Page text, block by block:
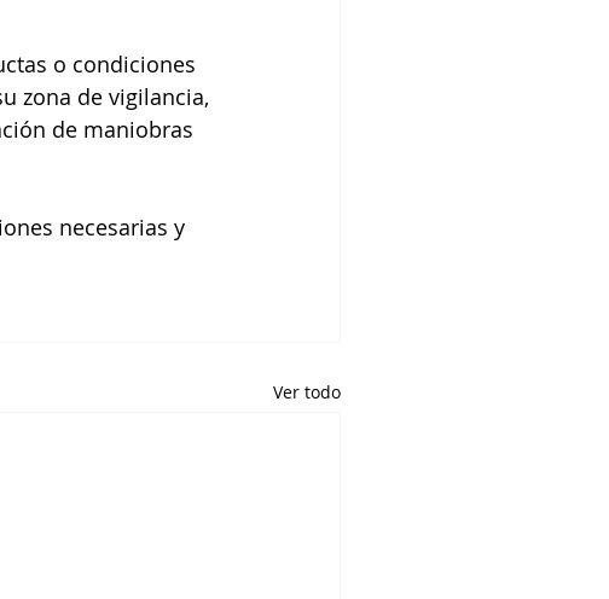
o condiciones
zona de vigilancia,
de maniobras
necesarias y
Ver todo